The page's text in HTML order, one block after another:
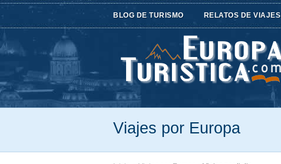
BLOG DE TURISMO RELATOS DE VIAJES
Viajes por Europa